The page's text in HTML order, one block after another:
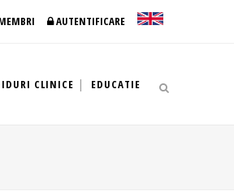
AUTENTIFICARE
CLINICE EDUCATIE